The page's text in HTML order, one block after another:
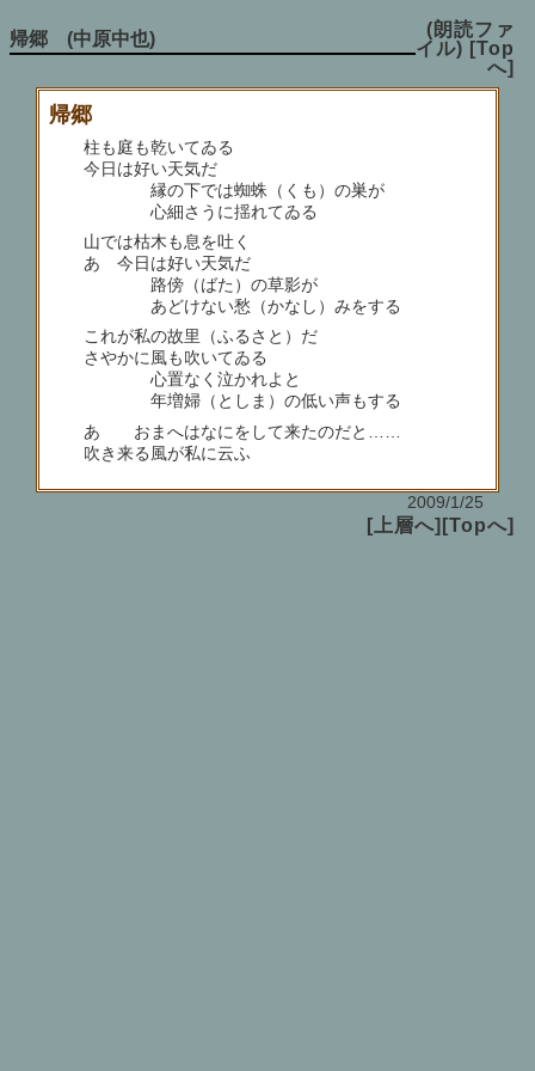
帰郷 (中原中也)
(朗読ファ
イル) [Top
へ]
帰郷
柱も庭も乾いてゐる
今日は好い天気だ
縁の下では蜘蛛（くも）の巣が
心細さうに揺れてゐる
山では枯木も息を吐く
あゝ今日は好い天気だ
路傍（ばた）の草影が
あどけない愁（かなし）みをする
これが私の故里（ふるさと）だ
さやかに風も吹いてゐる
心置なく泣かれよと
年増婦（としま）の低い声もする
あゝ おまへはなにをして来たのだと……
吹き来る風が私に云ふ
2009/1/25
[上層へ] [Topへ]